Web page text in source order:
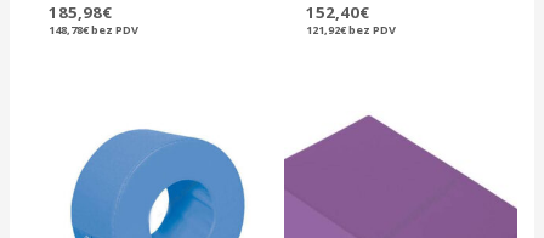
185,98€
148,78€bez PDV
152,40€
121,92€bez PDV